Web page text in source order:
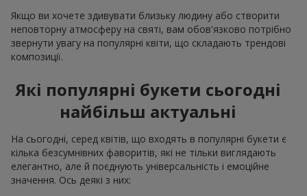
Якщо ви хочете здивувати близьку людину або створити
неповторну атмосферу на святі, вам обов'язково потрібно
звернути увагу на популярні квіти, що складають трендові
композиції.
Які популярні букети сьогодні
найбільш актуальні
На сьогодні, серед квітів, що входять в популярні букети є
кілька безсумнівних фаворитів, які не тільки виглядають
елегантно, але й поєднують універсальність і емоційне
значення. Ось деякі з них: